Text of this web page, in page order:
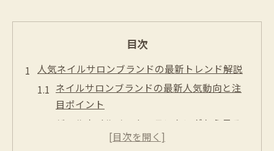
目次
人気ネイルサロンブランドの最新トレンド解説
ネイルサロンブランドの最新人気動向と注
目ポイント
ジェルネイルメーカーランキングから見る
今季トレンド